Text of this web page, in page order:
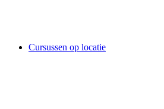
Cursussen op locatie